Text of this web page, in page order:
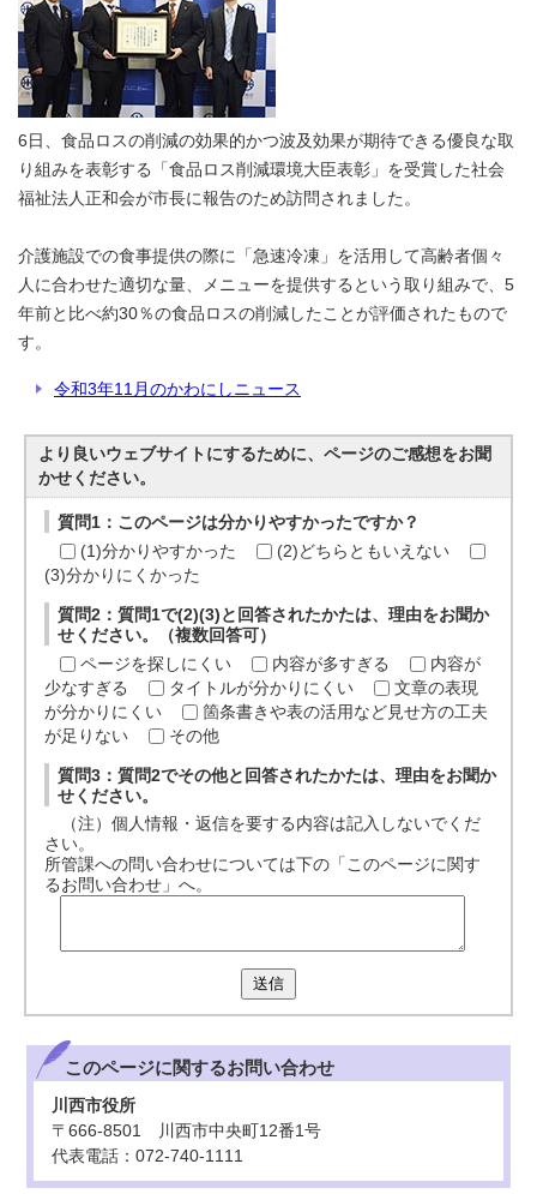
6日、食品ロスの削減の効果的かつ波及効果が期待できる優良な取
り組みを表彰する「食品ロス削減環境大臣表彰」を受賞した社会
福祉法人正和会が市長に報告のため訪問されました。
介護施設での食事提供の際に「急速冷凍」を活用して高齢者個々
人に合わせた適切な量、メニューを提供するという取り組みで、5
年前と比べ約30％の食品ロスの削減したことが評価されたもので
す。
令和3年11月のかわにしニュース
より良いウェブサイトにするために、ページのご感想をお聞
かせください。
質問1：このページは分かりやすかったですか？
(1)分かりやすかった
(2)どちらともいえない
(3)分かりにくかった
質問2：質問1で(2)(3)と回答されたかたは、理由をお聞か
せください。（複数回答可）
ページを探しにくい
内容が多すぎる
内容が
少なすぎる
タイトルが分かりにくい
文章の表現
が分かりにくい
箇条書きや表の活用など見せ方の工夫
が足りない
その他
質問3：質問2でその他と回答されたかたは、理由をお聞か
せください。
（注）個人情報・返信を要する内容は記入しないでくだ
さい。
所管課への問い合わせについては下の「このページに関す
るお問い合わせ」へ。
送信
このページに関するお問い合わせ
川西市役所
〒666-8501 川西市中央町12番1号
代表電話：072-740-1111